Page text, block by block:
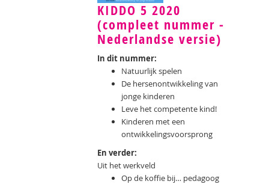
KIDDO 5 2020
(compleet nummer -
Nederlandse versie)
In dit nummer:
Natuurlijk spelen
De hersenontwikkeling van
jonge kinderen
Leve het competente kind!
Kinderen met een
ontwikkelingsvoorsprong
En verder:
Uit het werkveld
Op de koffie bij… pedagoog